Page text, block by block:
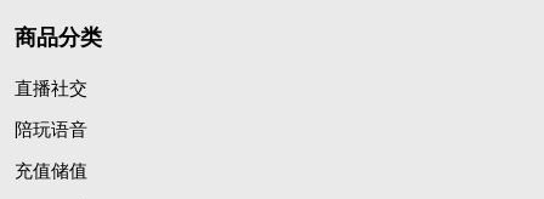
商品分类
直播社交
陪玩语音
充值储值